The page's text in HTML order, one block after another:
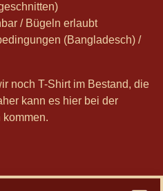
/ Bügeln erlaubt
(Bangladesch) /
noch T-Shirt im Bestand, die
kann es hier bei der
kommen.